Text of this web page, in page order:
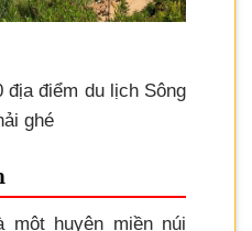
địa điểm du lịch Sông
ghé
một huyện miền núi